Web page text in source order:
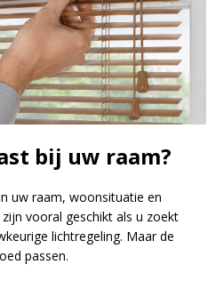
bij uw raam?
uw raam, woonsituatie en
vooral geschikt als u zoekt
lichtregeling. Maar de
passen.